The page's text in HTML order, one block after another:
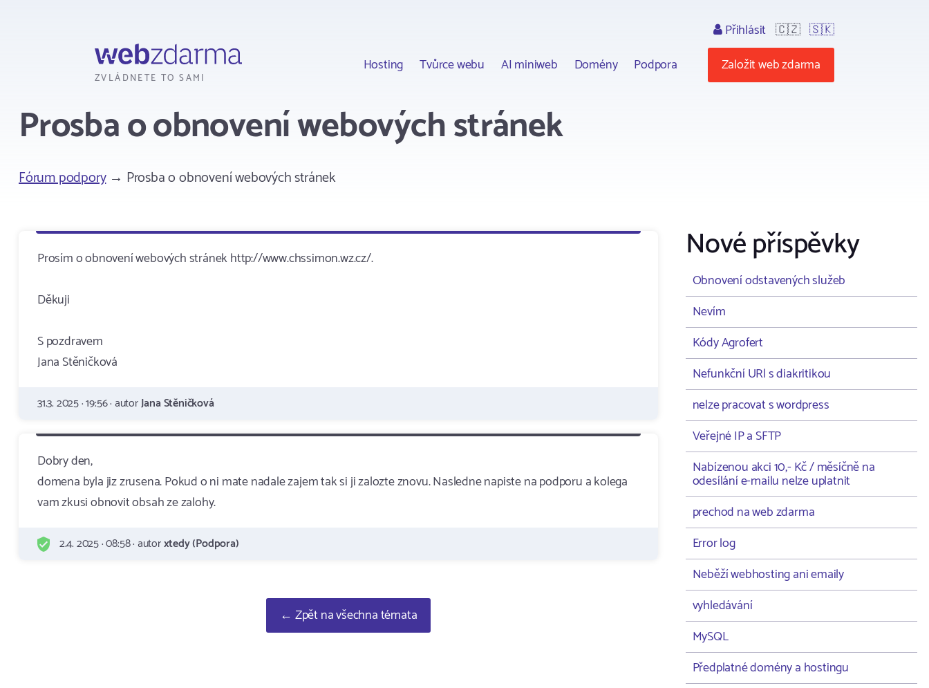
ZVLÁDNETE TO SAMI
Hosting Tvůrce webu AI miniweb Domény Podpora
Přihlásit 🇨🇿 🇸🇰
Založit web zdarma
Prosba o obnovení webových stránek
Fórum podpory→ Prosba o obnovení webových stránek
Prosím o obnovení webových stránek http://www.chssimon.wz.cz/.
Děkuji
S pozdravem
Jana Stěničková
31.3. 2025 · 19:56 · autorJana Stěničková
Dobry den,
domena byla jiz zrusena. Pokud o ni mate nadale zajem tak si ji zalozte znovu. Nasledne napiste na podporu a kolega
vam zkusi obnovit obsah ze zalohy.
2.4. 2025 · 08:58 · autorxtedy (Podpora)
← Zpět na všechna témata
Nové příspěvky
Obnovení odstavených služeb
Nevím
Kódy Agrofert
Nefunkční URl s diakritikou
nelze pracovat s wordpress
Veřejné IP a SFTP
Nabízenou akci 10,- Kč / měsíčně na
odesílání e-mailu nelze uplatnit
prechod na web zdarma
Error log
Neběží webhosting ani emaily
vyhledávání
MySQL
Předplatné domény a hostingu